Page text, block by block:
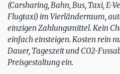
(Carsharing, Bahn, Bus, Taxi, E-
Flugtaxi) im Vierländerraum,
einzigen Zahlungsmittel. Kein
einfach einsteigen. Kosten rein
Dauer, Tageszeit und CO2-
Preisgestaltung ein.